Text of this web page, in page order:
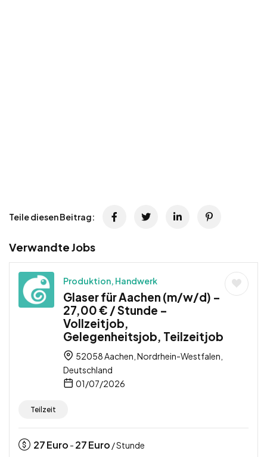
Teile diesen Beitrag:
Verwandte Jobs
Produktion, Handwerk
Glaser für Aachen (m/w/d) –
27,00 € / Stunde –
Vollzeitjob,
Gelegenheitsjob, Teilzeitjob
52058 Aachen, Nordrhein-Westfalen,
Deutschland
01/07/2026
Teilzeit
27Euro - 27Euro / Stunde